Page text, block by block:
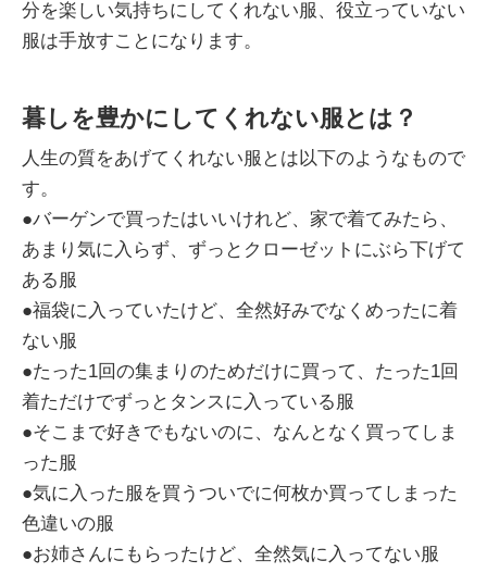
分を楽しい気持ちにしてくれない服、役立っていない
服は手放すことになります。
暮しを豊かにしてくれない服とは？
人生の質をあげてくれない服とは以下のようなもので
す。
●バーゲンで買ったはいいけれど、家で着てみたら、
あまり気に入らず、ずっとクローゼットにぶら下げて
ある服
●福袋に入っていたけど、全然好みでなくめったに着
ない服
●たった1回の集まりのためだけに買って、たった1回
着ただけでずっとタンスに入っている服
●そこまで好きでもないのに、なんとなく買ってしま
った服
●気に入った服を買うついでに何枚か買ってしまった
色違いの服
●お姉さんにもらったけど、全然気に入ってない服